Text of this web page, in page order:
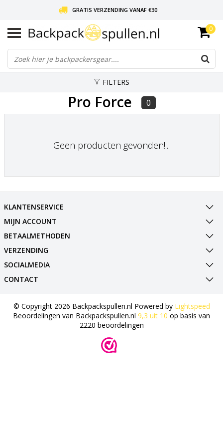
GRATIS VERZENDING VANAF €30
LIEFDE VOOR BACKPACKEN!
30 DAGEN GRATIS RETOUR
0
FILTERS
Pro Force 0
Geen producten gevonden!...
KLANTENSERVICE
MIJN ACCOUNT
BETAALMETHODEN
VERZENDING
SOCIALMEDIA
CONTACT
© Copyright 2026 Backpackspullen.nl Powered by Lightspeed
Beoordelingen van Backpackspullen.nl 9,3 uit 10 op basis van
2220 beoordelingen